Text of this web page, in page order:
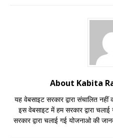
About Kabita
यह वेबसाइट सरकार द्वारा संचालित
इस वेबसाइट में हम सरकार द्वारा
सरकार द्वारा चलाई गई योजनाओ की